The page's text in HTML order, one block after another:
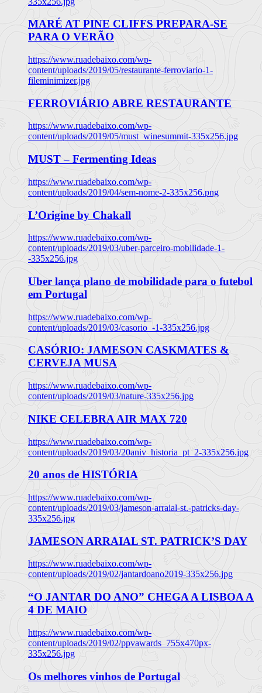
MARÉ AT PINE CLIFFS PREPARA-SE
PARA O VERÃO
https://www.ruadebaixo.com/wp-
content/uploads/2019/05/restaurante-ferroviario-1-
fileminimizer.jpg
FERROVIÁRIO ABRE RESTAURANTE
https://www.ruadebaixo.com/wp-
content/uploads/2019/05/must_winesummit-335x256.jpg
MUST – Fermenting Ideas
https://www.ruadebaixo.com/wp-
content/uploads/2019/04/sem-nome-2-335x256.png
L’Origine by Chakall
https://www.ruadebaixo.com/wp-
content/uploads/2019/03/uber-parceiro-mobilidade-1-
-335x256.jpg
Uber lança plano de mobilidade para o futebol
em Portugal
https://www.ruadebaixo.com/wp-
content/uploads/2019/03/casorio_-1-335x256.jpg
CASÓRIO: JAMESON CASKMATES &
CERVEJA MUSA
https://www.ruadebaixo.com/wp-
content/uploads/2019/03/nature-335x256.jpg
NIKE CELEBRA AIR MAX 720
https://www.ruadebaixo.com/wp-
content/uploads/2019/03/20aniv_historia_pt_2-335x256.jpg
20 anos de HISTÓRIA
https://www.ruadebaixo.com/wp-
content/uploads/2019/03/jameson-arraial-st.-patricks-day-
335x256.jpg
JAMESON ARRAIAL ST. PATRICK’S DAY
https://www.ruadebaixo.com/wp-
content/uploads/2019/02/jantardoano2019-335x256.jpg
“O JANTAR DO ANO” CHEGA A LISBOA A
4 DE MAIO
https://www.ruadebaixo.com/wp-
content/uploads/2019/02/ppvawards_755x470px-
335x256.jpg
Os melhores vinhos de Portugal